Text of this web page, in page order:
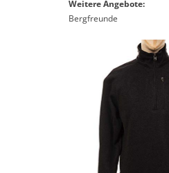
Weitere Angebote:
Bergfreunde